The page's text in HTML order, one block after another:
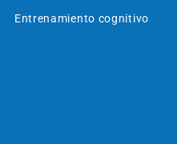
Entrenamiento cognitivo